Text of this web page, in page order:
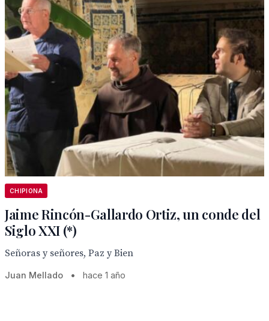
CHIPIONA
Jaime Rincón-Gallardo Ortiz, un conde del
Siglo XXI (*)
Señoras y señores, Paz y Bien
Juan Mellado • hace 1 año